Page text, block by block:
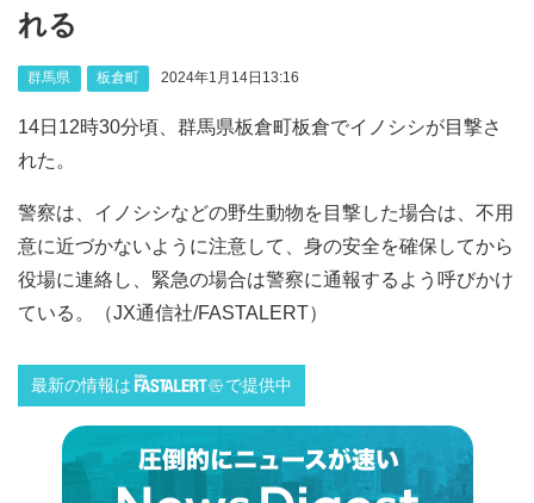
れる
群馬県 板倉町 2024年1月14日13:16
14日12時30分頃、群馬県板倉町板倉でイノシシが目撃さ
れた。
警察は、イノシシなどの野生動物を目撃した場合は、不用
意に近づかないように注意して、身の安全を確保してから
役場に連絡し、緊急の場合は警察に通報するよう呼びかけ
ている。（JX通信社/FASTALERT）
最新の情報は で提供中